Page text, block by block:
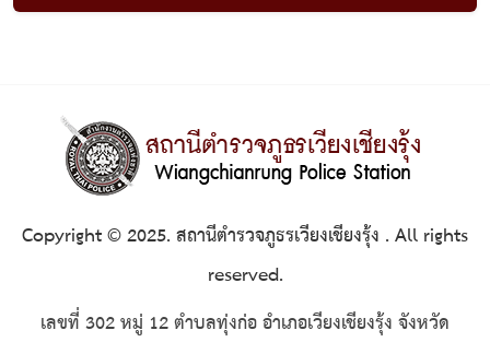
Copyright © 2025. สถานีตำรวจภูธรเวียงเชียงรุ้ง . All rights
reserved.
เลขที่ 302 หมู่ 12 ตำบลทุ่งก่อ อำเภอเวียงเชียงรุ้ง จังหวัด